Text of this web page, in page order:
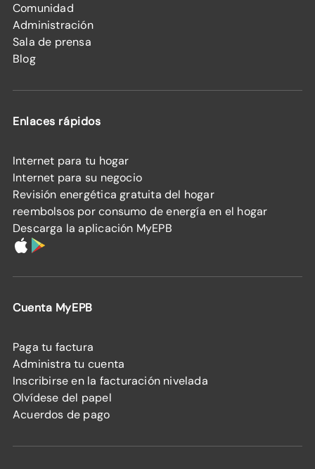
Comunidad
Administración
Sala de prensa
Blog
Enlaces rápidos
Internet para tu hogar
Internet para su negocio
Revisión energética gratuita del hogar
reembolsos por consumo de energía en el hogar
Descarga la aplicación MyEPB
Cuenta MyEPB
Paga tu factura
Administra tu cuenta
Inscribirse en la facturación nivelada
Olvídese del papel
Acuerdos de pago